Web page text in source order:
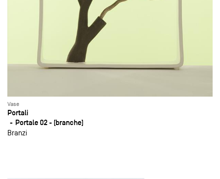
Vase
Portali
Portale 02 - (branche)
Branzi